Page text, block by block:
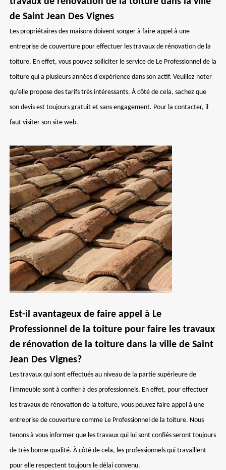
de Saint Jean Des Vignes
Les propriétaires des maisons doivent songer à faire appel à une
entreprise de couverture pour effectuer les travaux de rénovation de la
toiture. En effet, vous pouvez solliciter le service de Le Professionnel de la
toiture qui a plusieurs années d'expérience dans son actif. Veuillez noter
qu'elle propose des tarifs très intéressants. À côté de cela, sachez que
son devis est toujours gratuit et sans engagement. Pour la contacter, il
faut visiter son site web.
Est-il avantageux de faire appel à Le
Professionnel de la toiture pour faire les travaux
de rénovation de la toiture dans la ville de Saint
Jean Des Vignes?
Les travaux qui sont effectués au niveau de la partie supérieure de
l'immeuble sont à confier à des professionnels. En effet, pour effectuer
les travaux de rénovation de la toiture, vous pouvez faire appel à une
entreprise de couverture comme Le Professionnel de la toiture. Nous
tenons à vous informer que les travaux qui lui sont confiés seront toujours
de très bonne qualité. À côté de cela, les professionnels qui travaillent
pour elle respectent toujours le délai convenu.